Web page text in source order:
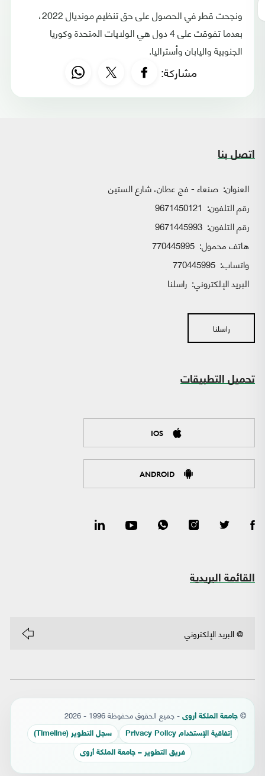
ونجحت قطر في الحصول على حق تنظيم مونديال 2022،
بعدما تفوقت على 4 دول هي الولايات المتحدة وكوريا
الجنوبية واليابان وأستراليا.
مشاركة:
اتصل بنا
العنوان: صنعاء - فج عطان، شارع الستين
رقم التلفون: 9671450121
رقم التلفون: 9671445993
هاتف محمول: 770445995
واتساب:
البريد الإلكتروني: راسلنا
راسلنا
تحميل التطبيقات
IOS
ANDROID
القائمة البريدية
© جامعة الملكة أروى - جميع الحقوق محفوظة 1996 - 2026
إتفاقية الإستخدام Privacy Policy سجل التطوير (Timeline)
فريق التطوير – جامعة الملكة أروى